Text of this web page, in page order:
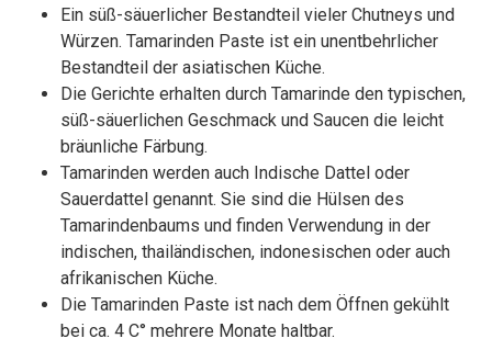
Ein süß-säuerlicher Bestandteil vieler Chutneys und
Würzen. Tamarinden Paste ist ein unentbehrlicher
Bestandteil der asiatischen Küche.
Die Gerichte erhalten durch Tamarinde den typischen,
süß-säuerlichen Geschmack und Saucen die leicht
bräunliche Färbung.
Tamarinden werden auch Indische Dattel oder
Sauerdattel genannt. Sie sind die Hülsen des
Tamarindenbaums und finden Verwendung in der
indischen, thailändischen, indonesischen oder auch
afrikanischen Küche.
Die Tamarinden Paste ist nach dem Öffnen gekühlt
bei ca. 4 C° mehrere Monate haltbar.